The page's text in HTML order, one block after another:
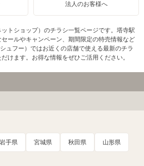
法人のお客様へ
トショップ）のチラシ一覧ページです。塔寺駅
セールやキャンペーン、期間限定の特売情報など
ュフー）ではお近くの店舗で使える最新のチラ
けます。お得な情報をぜひご活用ください。
岩手県 宮城県 秋田県 山形県